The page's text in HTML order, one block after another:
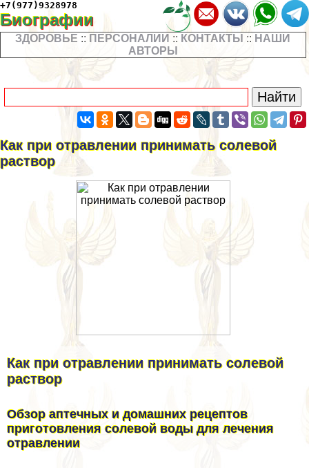
+7(977)9328978
Биографии
ЗДОРОВЬЕ :: ПЕРСОНАЛИИ :: КОНТАКТЫ :: НАШИ
АВТОРЫ
Как при отравлении принимать солевой
раствор
Как при отравлении принимать солевой
раствор
Обзор аптечных и домашних рецептов
приготовления солевой воды для лечения
отравлении